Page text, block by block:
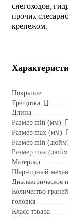
снегоходов,
прочих
крепежом.
Покрытие
Трещотка
Длина
Размер min (мм)
Размер max (мм)
Размер min (дюйм)
Размер max
Материал
Шарнирный
Диэлектрическое
Количество
головки
Класс товара